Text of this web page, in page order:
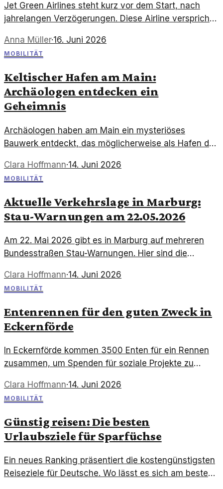
Jet Green Airlines steht kurz vor dem Start, nach
jahrelangen Verzögerungen. Diese Airline verspricht
revolutionieren.
Anna Müller·16. Juni 2026
MOBILITÄT
Keltischer Hafen am Main:
Archäologen entdecken ein
Geheimnis
Archäologen haben am Main ein mysteriöses
Bauwerk entdeckt, das möglicherweise als Hafen der
Mobilität und Handelsrouten der damaligen Zeit auf.
Clara Hoffmann·14. Juni 2026
MOBILITÄT
Aktuelle Verkehrslage in Marburg:
Stau-Warnungen am 22.05.2026
Am 22. Mai 2026 gibt es in Marburg auf mehreren
Bundesstraßen Stau-Warnungen. Hier sind die
Clara Hoffmann·14. Juni 2026
MOBILITÄT
Entenrennen für den guten Zweck in
Eckernförde
In Eckernförde kommen 3500 Enten für ein Rennen
zusammen, um Spenden für soziale Projekte zu
Clara Hoffmann·14. Juni 2026
MOBILITÄT
Günstig reisen: Die besten
Urlaubsziele für Sparfüchse
Ein neues Ranking präsentiert die kostengünstigsten
Reiseziele für Deutsche. Wo lässt es sich am besten